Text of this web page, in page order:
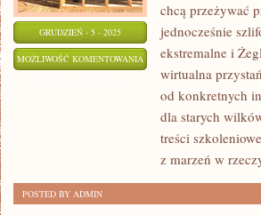
GRUDZIEŃ - 5 - 2025
MOŻLIWOŚĆ KOMENTOWANIA PRZYGODA
WODZIE
chcą przeżywać
jednocześnie
ekstremalne i
wirtualna
od konkretnych
dla starych
treści
z marzeń w
POSTED BY ADMIN